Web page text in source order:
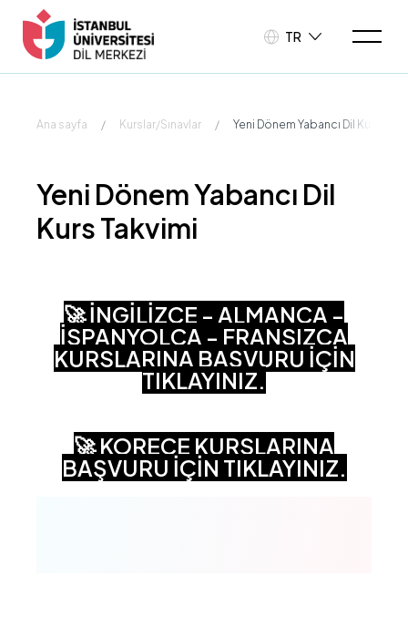
TR
Ana sayfa / Kurslar/Sınavlar / Yeni Dönem Yabancı Dil Kurs
Yeni Dönem Yabancı Dil
Kurs Takvimi
🚀 İNGİLİZCE - ALMANCA -
İSPANYOLCA - FRANSIZCA
KURSLARINA BAŞVURU İÇİN
TIKLAYINIZ.
🚀 KORECE KURSLARINA
BAŞVURU İÇİN TIKLAYINIZ.